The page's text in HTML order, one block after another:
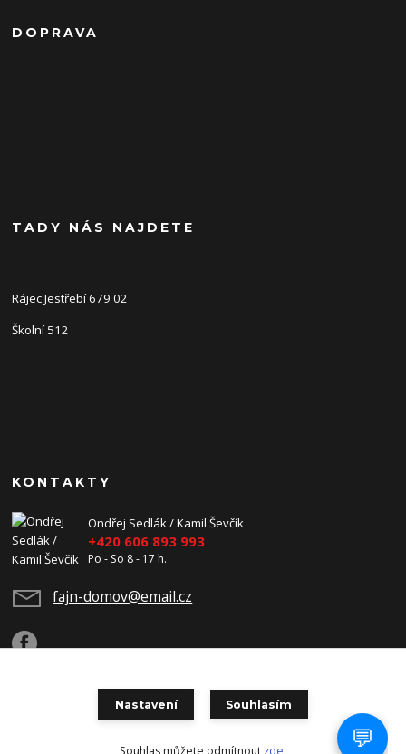
DOPRAVA
TADY NÁS NAJDETE
Rájec Jestřebí 679 02
Školní 512
KONTAKTY
Ondřej Sedlák / Kamil Ševčík
+420 606 893 993
Po - So 8 - 17 h.
fajn-domov@email.cz
Copyright 2026 Fajn-Domov. Všechna práva vyhrazena.
Nastavení Souhlasím
Souhlas můžete odmítnout zde.